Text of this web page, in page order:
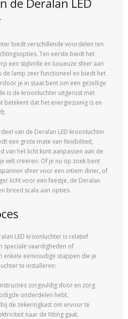
de Deralan LED
biedt verschillende voordelen ten
Ten eerste biedt het
een stijlvolle en luxueuze sfeer aan
de lamp zeer functioneel en biedt het
je in staat bent om een gezellige
is de kroonluchter uitgerust met
betekent dat het energiezuinig is en
van de Deralan LED kroonluchter
een grote mate van flexibiliteit,
van het licht kunt aanpassen aan de
wilt creëren. Of je nu op zoek bent
sfeer voor een intiem diner, of
licht voor een feestje, de Deralan
breed scala aan opties.
LED kroonluchter is relatief
speciale vaardigheden of
enkele eenvoudige stappen die je
te installeren:
zorgvuldig door en zorg
onderdelen hebt.
de zekeringkast om ervoor te
naar de fitting gaat.